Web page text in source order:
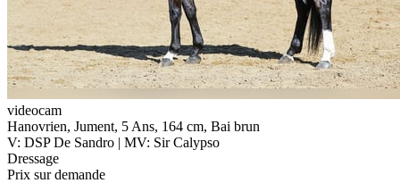
videocam
Hanovrien, Jument, 5 Ans, 164 cm, Bai brun
V: DSP De Sandro | MV: Sir Calypso
Dressage
Prix sur demande